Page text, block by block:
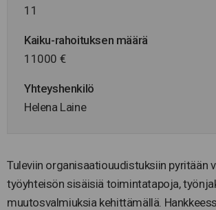
11
Kaiku-rahoituksen määrä
11000 €
Yhteyshenkilö
Helena Laine
Tuleviin organisaatiouudistuksiin pyritään
työyhteisön sisäisiä toimintatapoja,
muutosvalmiuksia kehittämällä.